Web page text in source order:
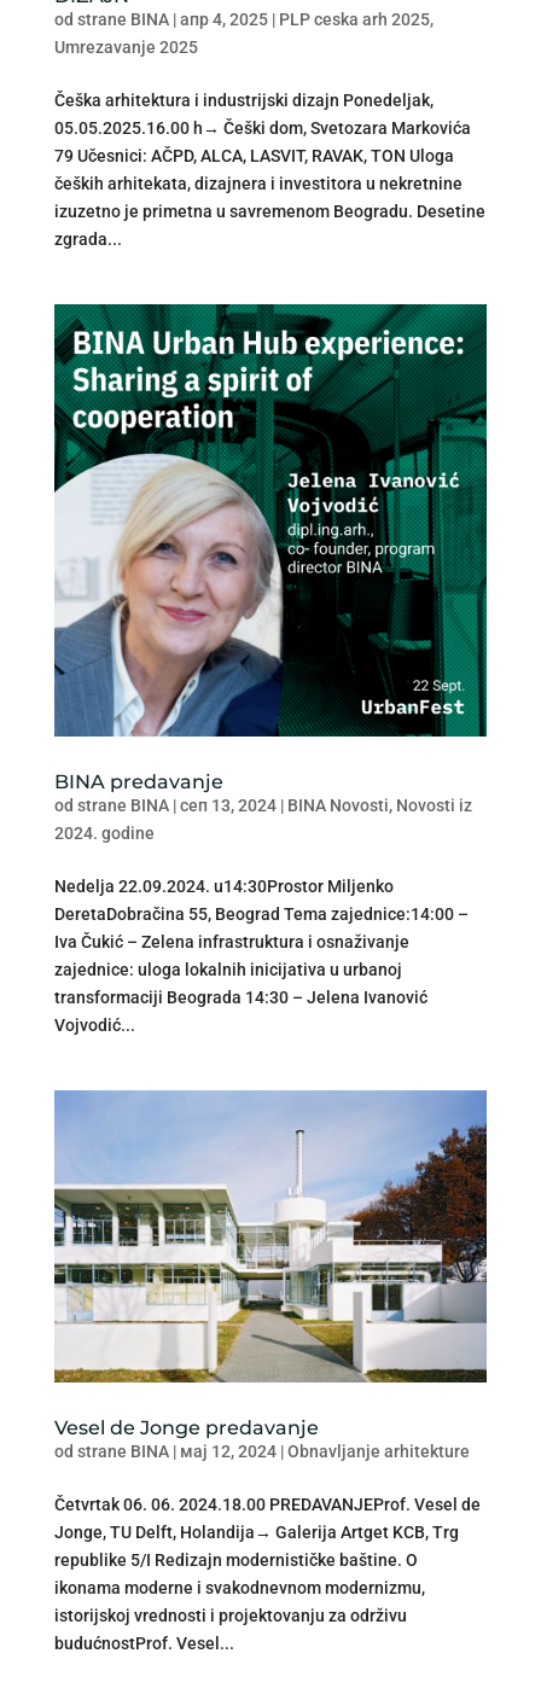
od strane BINA|апр 4, 2025| PLP ceska arh 2025,
Umrezavanje 2025
Češka arhitektura i industrijski dizajn Ponedeljak,
05.05.2025.16.00 h→ Češki dom, Svetozara Markovića
79 Učesnici: AČPD, ALCA, LASVIT, RAVAK, TON Uloga
čeških arhitekata, dizajnera i investitora u nekretnine
izuzetno je primetna u savremenom Beogradu. Desetine
zgrada...
BINA predavanje
od strane BINA|сеп 13, 2024| BINA Novosti, Novosti iz
2024. godine
Nedelja 22.09.2024. u14:30Prostor Miljenko
DeretaDobračina 55, Beograd Tema zajednice:14:00 –
Iva Čukić – Zelena infrastruktura i osnaživanje
zajednice: uloga lokalnih inicijativa u urbanoj
transformaciji Beograda 14:30 – Jelena Ivanović
Vojvodić...
Vesel de Jonge predavanje
od strane BINA| мај 12, 2024|Obnavljanje arhitekture
Četvrtak 06. 06. 2024.18.00 PREDAVANJEProf. Vesel de
Jonge, TU Delft, Holandija→ Galerija Artget KCB, Trg
republike 5/I Redizajn modernističke baštine. O
ikonama moderne i svakodnevnom modernizmu,
istorijskoj vrednosti i projektovanju za održivu
budućnostProf. Vesel...